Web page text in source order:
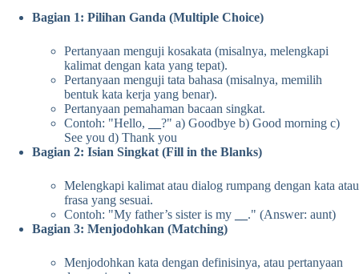
Bagian 1: Pilihan Ganda (Multiple Choice)
Pertanyaan menguji kosakata (misalnya, melengkapi
kalimat dengan kata yang tepat).
Pertanyaan menguji tata bahasa (misalnya, memilih
bentuk kata kerja yang benar).
Pertanyaan pemahaman bacaan singkat.
Contoh: "Hello,
?" a) Goodbye b) Good morning c)
See you d) Thank you
Bagian 2: Isian Singkat (Fill in the Blanks)
Melengkapi kalimat atau dialog rumpang dengan kata atau
frasa yang sesuai.
Contoh: "My father’s sister is my
." (Answer: aunt)
Bagian 3: Menjodohkan (Matching)
Menjodohkan kata dengan definisinya, atau pertanyaan